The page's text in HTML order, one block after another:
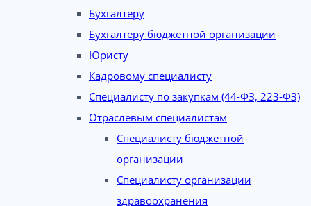
Бухгалтеру
Бухгалтеру бюджетной организации
Юристу
Кадровому специалисту
Специалисту по закупкам (44-ФЗ, 223-ФЗ)
Отраслевым специалистам
Специалисту бюджетной
организации
Специалисту организации
здравоохранения